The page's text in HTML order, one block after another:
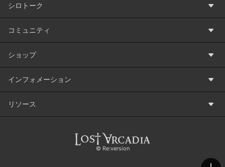
シロトーク
コミュニティ
ショップ
インフォメーション
リソース
©️ Re:version